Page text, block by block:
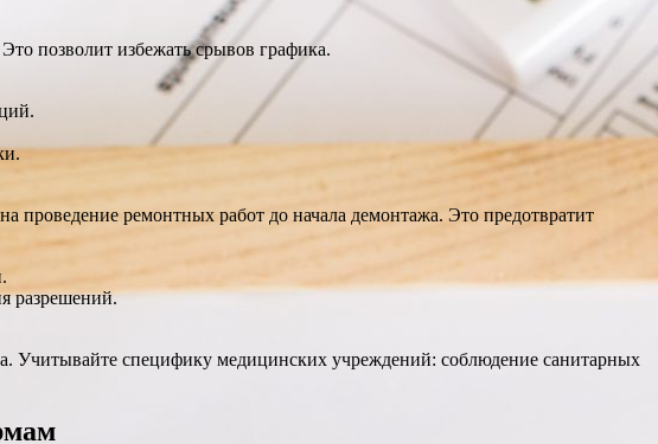
позволит избежать срывов графика.
проведение ремонтных работ до начала демонтажа. Это предотвратит
разрешений.
Учитывайте специфику медицинских учреждений: соблюдение санитарных